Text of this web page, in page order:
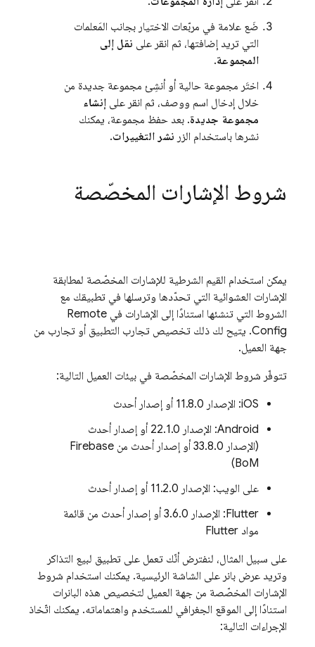
ضَع علامة في مربّعات الاختيار بجانب المَعلمات
التي تريد إضافتها، ثم انقر على نقل إلى
المجموعة.
اختَر مجموعة حالية أو أنشِئ مجموعة جديدة من
خلال إدخال اسم ووصف، ثم انقر على إنشاء
مجموعة جديدة. بعد حفظ مجموعة، يمكنك
نشرها باستخدام الزر نشر التغييرات.
شروط الإشارات المخصّصة
يمكن استخدام القيم الشرطية للإشارات المخصّصة لمطابقة
الإشارات العشوائية التي تحدّدها وترسلها في تطبيقك مع
الشروط التي تنشئها استنادًا إلى الإشارات في Remote
Config. يتيح لك ذلك تخصيص تجارب التطبيق أو تجارب من
جهة العميل.
تتوفّر شروط الإشارات المخصّصة في بيئات العميل التالية:
‫iOS: الإصدار 11.8.0 أو إصدار أحدث
‫Android: الإصدار 22.1.0 أو إصدار أحدث
(الإصدار 33.8.0 أو إصدار أحدث من Firebase
BoM)
على الويب: الإصدار 11.2.0 أو إصدار أحدث
‫Flutter: الإصدار 3.6.0 أو إصدار أحدث من قائمة
مواد Flutter
على سبيل المثال، لنفترض أنّك تعمل على تطبيق لبيع التذاكر
وتريد عرض بانر على الشاشة الرئيسية. يمكنك استخدام شروط
الإشارات المخصّصة من جهة العميل لتخصيص هذه البانرات
استنادًا إلى الموقع الجغرافي للمستخدم واهتماماته. يمكنك اتّخاذ
الإجراءات التالية: